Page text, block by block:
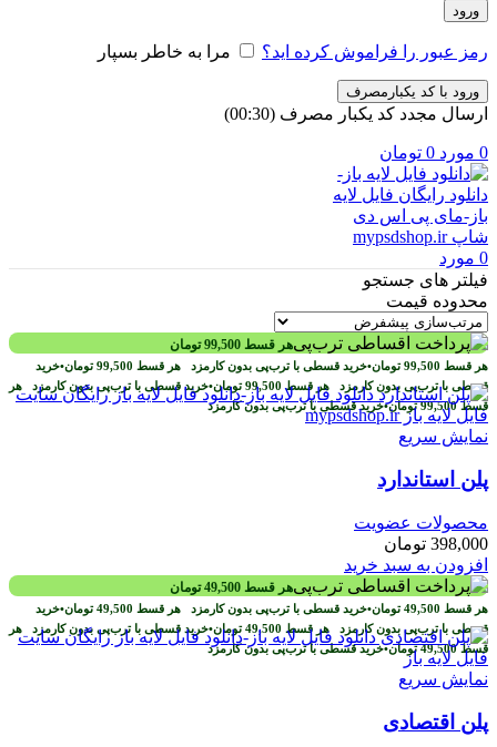
ورود
رمز عبور را فراموش کرده اید؟ مرا به خاطر بسپار
ورود با کد یکبارمصرف
ارسال مجدد کد یکبار مصرف (00:
30
)
0 مورد 0 تومان
0 مورد
فیلتر های جستجو
محدوده قیمت
هر قسط 99,500 تومان
هر قسط 99,500 تومان•خرید قسطی با ترب‌پی بدون کارمزد هر قسط 99,500 تومان•خرید
قسطی با ترب‌پی بدون کارمزد هر قسط 99,500 تومان•خرید قسطی با ترب‌پی بدون کارمزد هر
قسط99,500 تومان•خرید قسطی با ترب‌پی بدون کارمزد
نمایش سریع
پلن استاندارد
محصولات عضویت
398,000 تومان
افزودن به سبد خرید
هر قسط 49,500 تومان
هر قسط 49,500 تومان•خرید قسطی با ترب‌پی بدون کارمزد هر قسط 49,500 تومان•خرید
قسطی با ترب‌پی بدون کارمزد هر قسط 49,500 تومان•خرید قسطی با ترب‌پی بدون کارمزد هر
قسط49,500 تومان•خرید قسطی با ترب‌پی بدون کارمزد
نمایش سریع
پلن اقتصادی